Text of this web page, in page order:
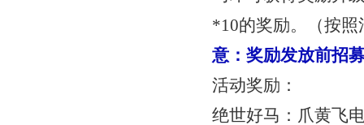
*10的奖励。（按
意：奖励发放前招
活动奖励：
绝世好马：爪黄飞